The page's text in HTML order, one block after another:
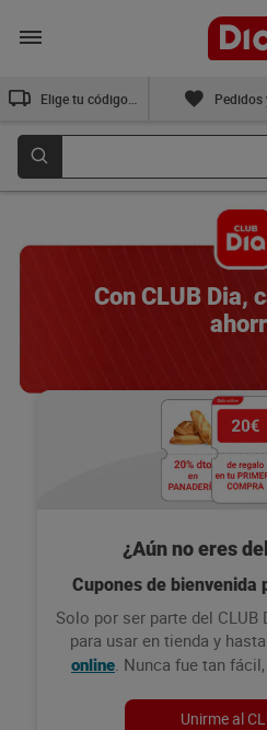
Pedidos
Con CLUB Dia,
¿Aún no eres
Cupones de bienvenida
Solo por ser parte del CLUB
para usar en tienda y hasta
online . Nunca fue tan
Unirme al